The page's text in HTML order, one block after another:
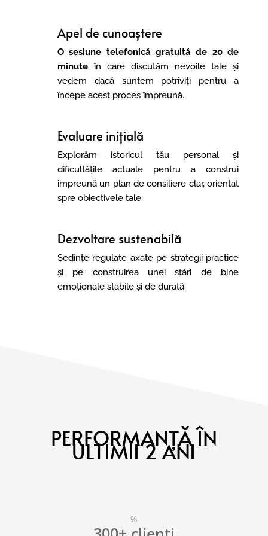
Apel de cunoaștere
O sesiune telefonică gratuită de 20 de
minuteîn care discutăm nevoile tale și
vedem dacă suntem potriviți pentru a
începe acest proces împreună.
Evaluare inițială
Explorăm istoricul tău personal și
dificultățile actuale pentru a construi
împreună un plan de consiliere clar, orientat
spre obiectivele tale.
Dezvoltare sustenabilă
Ședințe regulate axate pe strategii practice
și pe construirea unei stări de bine
emoționale stabile și de durată.
PERFORMANȚĂ ÎN
ULTIMII 2 ANI
%